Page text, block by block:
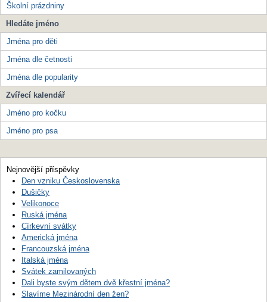
Školní prázdniny
Hledáte jméno
Jména pro děti
Jména dle četnosti
Jména dle popularity
Zvířecí kalendář
Jméno pro kočku
Jméno pro psa
Nejnovější příspěvky
Den vzniku Československa
Dušičky
Velikonoce
Ruská jména
Církevní svátky
Americká jména
Francouzská jména
Italská jména
Svátek zamilovaných
Dali byste svým dětem dvě křestní jména?
Slavíme Mezinárodní den žen?